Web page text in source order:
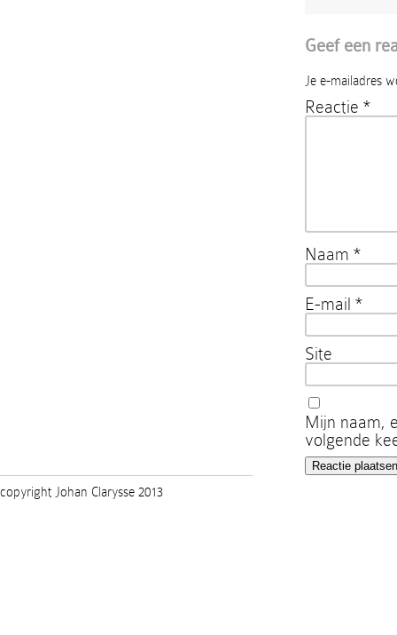
Geef een
Je e-mailadres
Reactie *
Naam *
E-mail *
Site
Mijn naam,
volgende
copyright Johan Clarysse 2013